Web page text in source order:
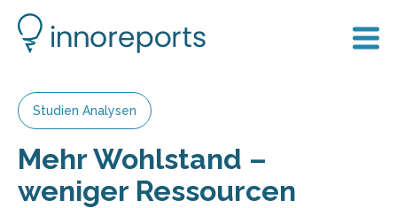
Studien Analysen
Mehr Wohlstand –
weniger Ressourcen